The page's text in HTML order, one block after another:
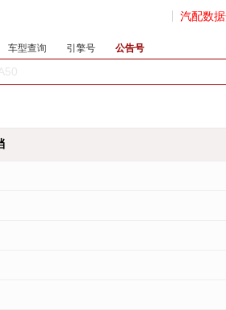
汽配数
车型查询 引擎号 公告号